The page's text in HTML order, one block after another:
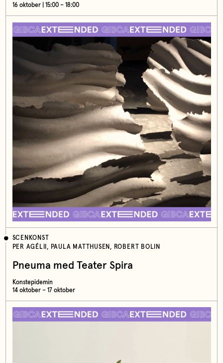
16 oktober | 15:00 – 18:00
SCENKONST
PER AGÉLII, PAULA MATTHUSEN, ROBERT BOLIN
Pneuma med Teater Spira
Konstepidemin
14 oktober – 17 oktober